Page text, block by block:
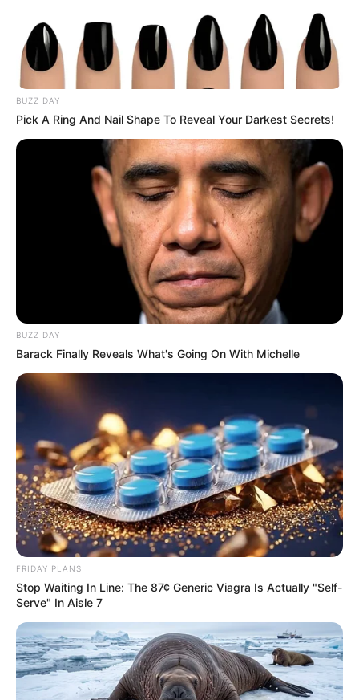
BUZZ DAY
Pick A Ring And Nail Shape To Reveal Your Darkest Secrets!
BUZZ DAY
Barack Finally Reveals What's Going On With Michelle
FRIDAY PLANS
Stop Waiting In Line: The 87¢ Generic Viagra Is Actually "Self-
Serve" In Aisle 7